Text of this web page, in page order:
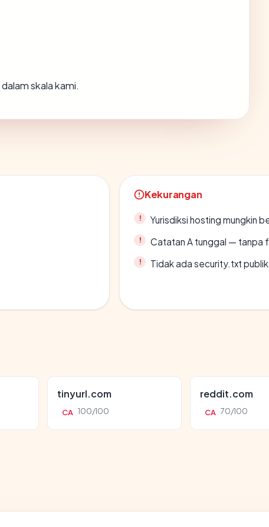
dalam skala kami.
Kekurangan
Yurisdiksi hosting mungkin
Catatan A tunggal — tanpa
Tidak ada security.txt publik
tinyurl.com
CA 100/100
reddit.com
CA 70/100